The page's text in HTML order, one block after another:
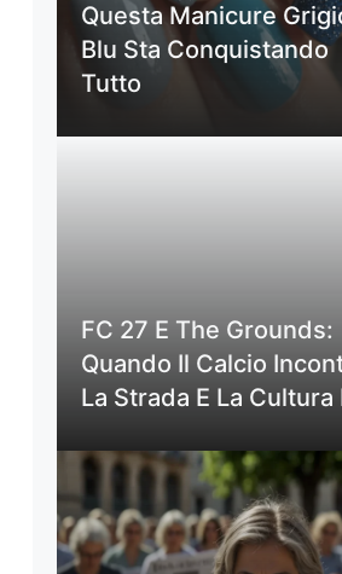
Questa Manicure
Blu Sta Conquistando
Tutto
FC 27 E The Grounds:
Quando Il Calcio
La Strada E La Cultura